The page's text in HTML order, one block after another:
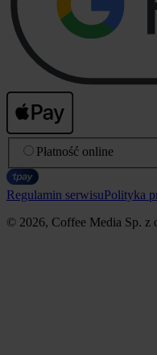
Płatność online
Regulamin serwisuPolityka
© 2026, Coffee Media Sp. z